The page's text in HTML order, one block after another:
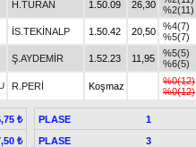
H.TURAN 1.50.09 26,30
%2(11)
İS.TEKİNALP 1.50.42 20,50
%4(7)
%5(7)
Ş.AYDEMİR 1.52.23 11,95
%5(5)
%6(5)
R.PERİ Koşmaz
%0(12)
%0(12)
₺
₺
PLASE 1
PLASE
3